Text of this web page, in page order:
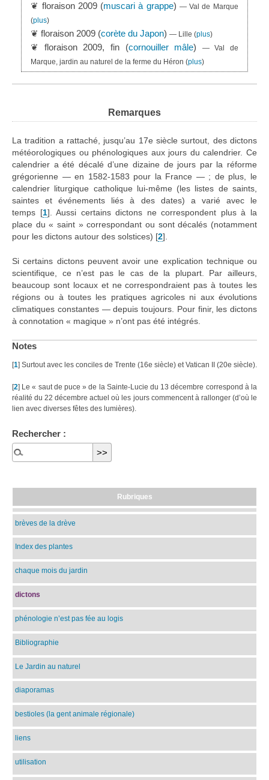
❦ floraison 2009 (muscari à grappe) — Val de Marque
(plus)
❦ floraison 2009 (corète du Japon)— Lille (plus)
❦ floraison 2009, fin (cornouiller mâle)
— Val de
Marque, jardin au naturel de la ferme du Héron (plus)
Remarques
La tradition a rattaché, jusqu’au 17e siècle surtout, des dictons
météorologiques ou phénologiques aux jours du calendrier. Ce
calendrier a été décalé d’une dizaine de jours par la réforme
grégorienne — en 1582-1583 pour la France — ; de plus, le
calendrier liturgique catholique lui-même (les listes de saints,
saintes et événements liés à des dates) a varié avec le
temps [1] . Aussi certains dictons ne correspondent plus à la
place du « saint » correspondant ou sont décalés (notamment
pour les dictons autour des solstices) [2] .
Si certains dictons peuvent avoir une explication technique ou
scientifique, ce n’est pas le cas de la plupart. Par ailleurs,
beaucoup sont locaux et ne correspondraient pas à toutes les
régions ou à toutes les pratiques agricoles ni aux évolutions
climatiques constantes — depuis toujours. Pour finir, les dictons
à connotation « magique » n’ont pas été intégrés.
Notes
[1] Surtout avec les conciles de Trente (16e siècle) et Vatican II (20e siècle).
[2] Le « saut de puce » de la Sainte-Lucie du 13 décembre correspond à la
réalité du 22 décembre actuel où les jours commencent à rallonger (d’où le
lien avec diverses fêtes des lumières).
Rechercher :
Rubriques
brèves de la drève
Index des plantes
chaque mois du jardin
dictons
phénologie n’est pas fée au logis
Bibliographie
Le Jardin au naturel
diaporamas
bestioles (la gent animale régionale)
liens
utilisation